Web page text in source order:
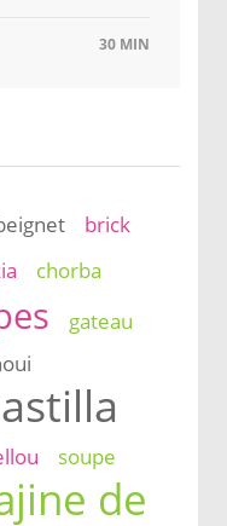
30 MIN
brick
chorba
gateau
soupe
de